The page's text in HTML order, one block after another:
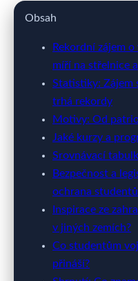
webya.cz
Vojenský
Rekordní
22. 3. 2026 · 11 min čtení ·
Obsah
Rekordní zájem
míří na střelnice
Statistiky: Zájem
trhá rekordy
Motivy: Od
Jaké kurzy a
Srovnávací
Bezpečnost a
ochrana
Inspirace ze
v jiných zemích?
Co studentům
přináší?